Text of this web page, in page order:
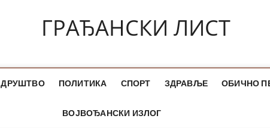
ГРАЂАНСКИ ЛИСТ
ДРУШТВО ПОЛИТИКА СПОРТ ЗДРАВЉЕ ОБИЧНО
ВОЈВОЂАНСКИ ИЗЛОГ